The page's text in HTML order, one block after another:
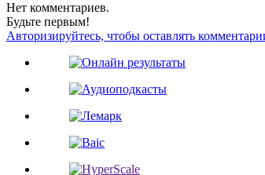
Нет комментариев.
Будьте первым!
Авторизируйтесь, чтобы оставлять